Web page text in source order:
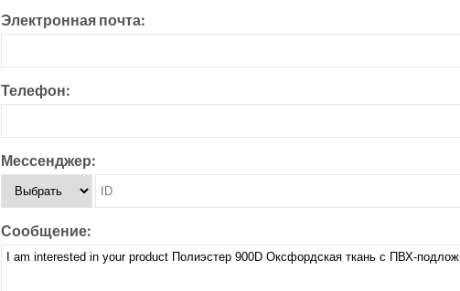
Электронная почта:
Телефон:
Мессенджер:
Сообщение: